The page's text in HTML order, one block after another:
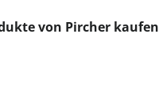
überspringen
von Pircher kaufen